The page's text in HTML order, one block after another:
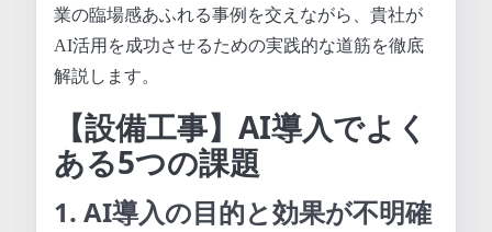
業の臨場感あふれる事例を交えながら、貴社が
AI活用を成功させるための実践的な道筋を徹底
解説します。
【設備工事】AI導入でよく
ある5つの課題
1. AI導入の目的と効果が不明確